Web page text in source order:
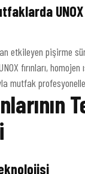
UNOX
etkileyen pişirme
fırınları, homojen
mutfak